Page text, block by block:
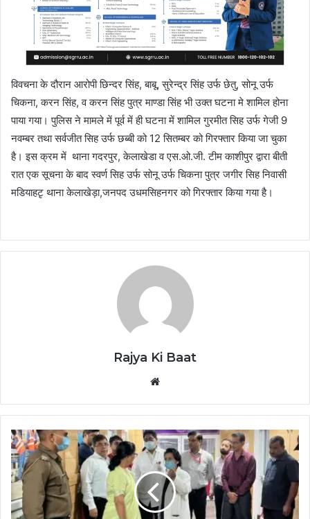
विवचना के दौरान आरोपी छिन्दर सिंह, बाबू, सुरेन्द्र सिंह उर्फ छेतु, सोनू उर्फ
चिकना, करन सिंह, व करन सिंह पुत्र माण्डा सिंह भी उक्त घटना मे शामिल होना
पाया गया। पुलिस ने मामले में पूर्व में ही घटना में शामिल गुरमीत सिह उर्फ गेजी 9
नवम्बर तथा सर्वजीत सिह उर्फ छब्बी को 12 सितम्बर को गिरफ्तार किया जा चुका
है। इस क्रम में थाना गदरपुर, केलाखेडा व एस.ओ.जी. टीम काशीपुर द्वारा बीती
रात एक सूचना के बाद स्वर्ण सिह उर्फ सोनू उर्फ चिकना पुत्र जगीर सिह निवासी
मडियाहटृ थाना केलाखेड़ा,जनपद उधमसिहनगर को गिरफ्तार किया गया है।
Rajya Ki Baat